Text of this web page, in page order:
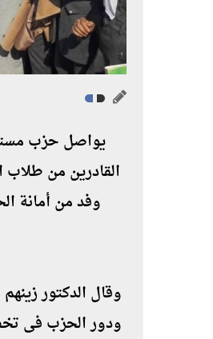
يواصل حزب
وفد من أمانة
وقال الدكتور
ودور الحزب فى